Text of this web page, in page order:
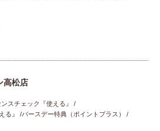
高松店
スチェック『使える』
る』
バースデー特典（ポイントプラス）